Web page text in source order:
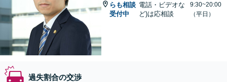
らも相談
受付中
電話・ビデオな
ど)は応相談
9:30~20:00
（平日）
過失割合の交渉